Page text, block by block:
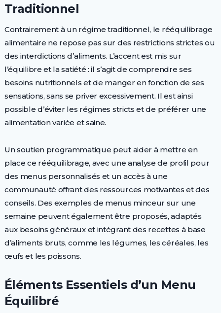
Traditionnel
Contrairement à un régime traditionnel, le rééquilibrage
alimentaire ne repose pas sur des restrictions strictes ou
des interdictions d’aliments. L’accent est mis sur
l’équilibre et la satiété : il s’agit de comprendre ses
besoins nutritionnels et de manger en fonction de ses
sensations, sans se priver excessivement. Il est ainsi
possible d’éviter les régimes stricts et de préférer une
alimentation variée et saine.
Un soutien programmatique peut aider à mettre en
place ce rééquilibrage, avec une analyse de profil pour
des menus personnalisés et un accès à une
communauté offrant des ressources motivantes et des
conseils. Des exemples de menus minceur sur une
semaine peuvent également être proposés, adaptés
aux besoins généraux et intégrant des recettes à base
d’aliments bruts, comme les légumes, les céréales, les
œufs et les poissons.
Éléments Essentiels d’un Menu
Équilibré